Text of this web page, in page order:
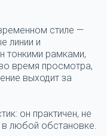
стиле —
линии и
тонкими рамками,
время просмотра,
выходит за
он практичен, не
в любой обстановке.